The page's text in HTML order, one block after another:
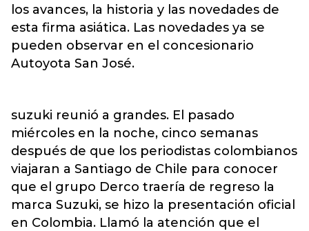
los avances, la historia y las novedades de
esta firma asiática. Las novedades ya se
pueden observar en el concesionario
Autoyota San José.
suzuki reunió a grandes. El pasado
miércoles en la noche, cinco semanas
después de que los periodistas colombianos
viajaran a Santiago de Chile para conocer
que el grupo Derco traería de regreso la
marca Suzuki, se hizo la presentación oficial
en Colombia. Llamó la atención que el